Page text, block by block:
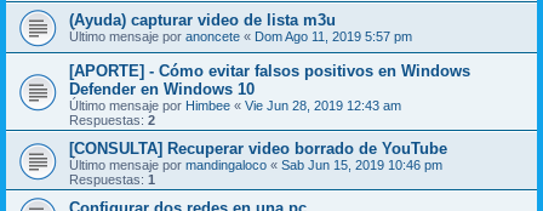
(Ayuda) capturar video de lista m3u
Último mensaje por anoncete « Dom Ago 11, 2019 5:57 pm
[APORTE] - Cómo evitar falsos positivos en Windows
Defender en Windows 10
Último mensaje por Himbee « Vie Jun 28, 2019 12:43 am
Respuestas: 2
[CONSULTA] Recuperar video borrado de YouTube
Último mensaje por mandingaloco « Sab Jun 15, 2019 10:46 pm
Respuestas: 1